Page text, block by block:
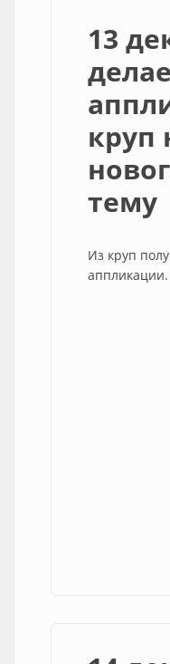
13
круп
тему
Из круп
аппликации.